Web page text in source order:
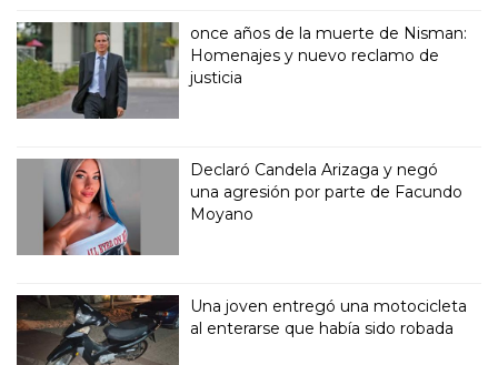
once años de la muerte de Nisman:
Homenajes y nuevo reclamo de
justicia
Declaró Candela Arizaga y negó
una agresión por parte de Facundo
Moyano
Una joven entregó una motocicleta
al enterarse que había sido robada